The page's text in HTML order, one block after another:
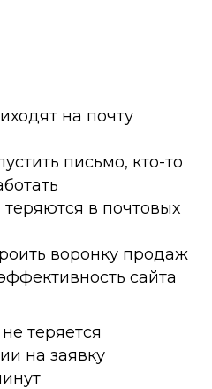
на почту
письмо, кто-то
в почтовых
воронку продаж
сайта
теряется
на заявку